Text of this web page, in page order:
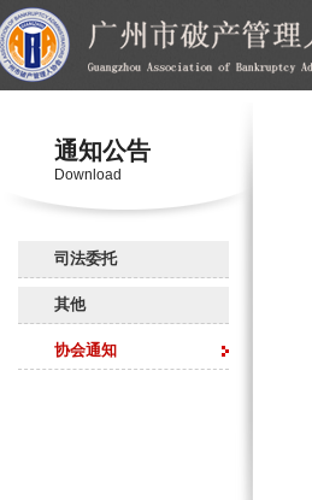
通知公告
Download
司法委托
其他
协会通知